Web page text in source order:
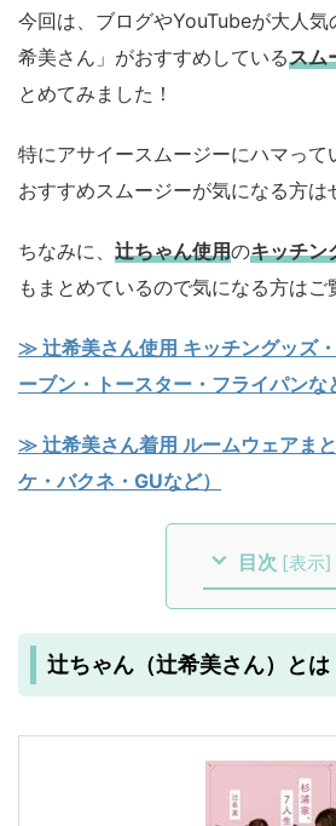
今回は、ブログやYouTubeが大人気
希美さん」がおすすめしているスム
とめてみました！
特にアサイースムージーにハマって
おすすめスムージーが気になる方は
ちなみに、 辻ちゃん使用のキッチン
もまとめているので気になる方はご
≫ 辻希美さん使用 キッチングッズ
ーブン・トースター・フライパンな
≫ 辻希美さん着用 ルームウェアま
ケ・バクネ・GUなど）
目次 [表示]
辻ちゃん（辻希美さん）とは